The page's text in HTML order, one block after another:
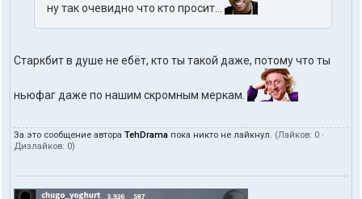
ну так очевидно что кто просит...
Старкбит в душе не ебёт, кто ты такой даже, потому что ты
ньюфаг даже по нашим скромным меркам.
За это сообщение автора TehDrama пока никто не лайкнул. (Лайков: 0 ·
Дизлайков: 0)